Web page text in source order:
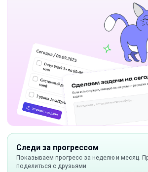
Следи за прогрессом
Показываем прогресс за неделю и месяц.
поделиться с друзьями